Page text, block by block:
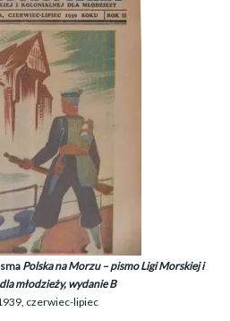
Polska na Morzu – pismo Ligi Morskiej i
młodzieży, wydanie B
czerwiec-lipiec